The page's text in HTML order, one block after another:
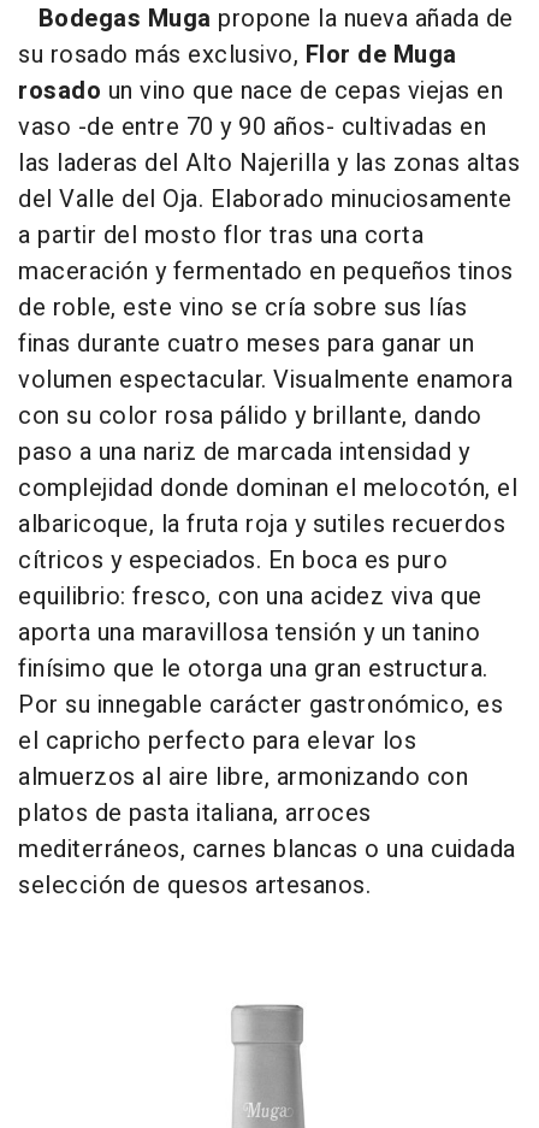
Bodegas Muga propone la nueva añada de
su rosado más exclusivo, Flor de Muga
rosado un vino que nace de cepas viejas en
vaso -de entre 70 y 90 años- cultivadas en
las laderas del Alto Najerilla y las zonas altas
del Valle del Oja. Elaborado minuciosamente
a partir del mosto flor tras una corta
maceración y fermentado en pequeños tinos
de roble, este vino se cría sobre sus lías
finas durante cuatro meses para ganar un
volumen espectacular. Visualmente enamora
con su color rosa pálido y brillante, dando
paso a una nariz de marcada intensidad y
complejidad donde dominan el melocotón, el
albaricoque, la fruta roja y sutiles recuerdos
cítricos y especiados. En boca es puro
equilibrio: fresco, con una acidez viva que
aporta una maravillosa tensión y un tanino
finísimo que le otorga una gran estructura.
Por su innegable carácter gastronómico, es
el capricho perfecto para elevar los
almuerzos al aire libre, armonizando con
platos de pasta italiana, arroces
mediterráneos, carnes blancas o una cuidada
selección de quesos artesanos.